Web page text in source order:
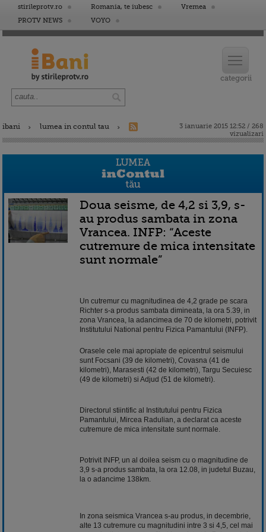
stirileprotv.ro Romania, te iubesc
Vremea
PROTV NEWS
VOYO
ibani lumea in contul tau
3 ianuarie 2015 12:52 / 268
vizualizari
Doua seisme, de 4,2 si 3,9, s-
au produs sambata in zona
Vrancea. INFP: “Aceste
cutremure de mica intensitate
sunt normale”
Un cutremur cu magnitudinea de 4,2 grade pe scara
Richter s-a produs sambata dimineata, la ora 5.39, in
zona Vrancea, la adancimea de 70 de kilometri, potrivit
Institutului National pentru Fizica Pamantului (INFP).
Orasele cele mai apropiate de epicentrul seismului
sunt Focsani (39 de kilometri), Covasna (41 de
kilometri), Marasesti (42 de kilometri), Targu Secuiesc
(49 de kilometri) si Adjud (51 de kilometri).
Directorul stiintific al Institutului pentru Fizica
Pamantului, Mircea Radulian, a declarat ca aceste
cutremure de mica intensitate sunt normale.
Potrivit INFP, un al doilea seism cu o magnitudine de
3,9 s-a produs sambata, la ora 12.08, in judetul Buzau,
la o adancime 138km.
In zona seismica Vrancea s-au produs, in decembrie,
alte 13 cutremure cu magnitudini intre 3 si 4,5, cel mai